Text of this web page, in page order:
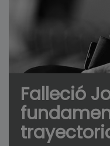
Falleció